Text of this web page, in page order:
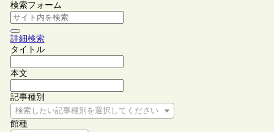
検索フォーム
詳細検索
タイトル
本文
記事種別
検索したい記事種別を選択してください
館種